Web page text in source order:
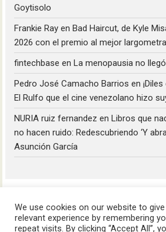
Goytisolo
Frankie Ray enBad Haircut, de Kyle
2026 con el premio al mejor
fintechbase enLa menopausia no
Pedro José Camacho Barrios en
El Rulfo que el cine venezolano hizo
NURIA ruiz fernandez enLibros que
no hacen ruido: Redescubriendo ‘Y
Asunción García
We use cookies on our website to
relevant experience by remembering
repeat visits. By clicking “Accept All”,